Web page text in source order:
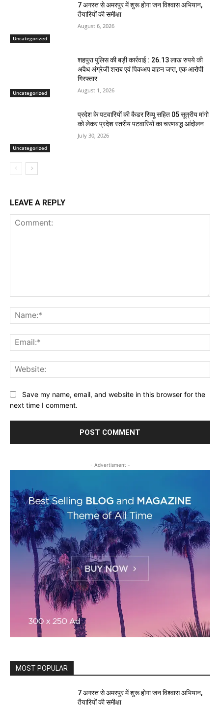
Uncategorized
7 अगस्त से अमरपुर में शुरू होगा जन विश्वास अभियान,
तैयारियों की समीक्षा
August 6, 2026
Uncategorized
शहपुरा पुलिस की बड़ी कार्रवाई : 26.13 लाख रुपये की
अवैध अंग्रेजी शराब एवं पिकअप वाहन जप्त, एक आरोपी
गिरफ्तार
August 1, 2026
Uncategorized
प्रदेश के पटवारियों की कैडर रिव्यू सहित 05 सूत्रीय मांगो
को लेकर प्रदेश स्तरीय पटवारियों का चरणबद्ध आंदोलन
July 30, 2026
LEAVE A REPLY
Save my name, email, and website in this browser for the
next time I comment.
- Advertisment -
MOST POPULAR
7 अगस्त से अमरपुर में शुरू होगा जन विश्वास अभियान,
तैयारियों की समीक्षा